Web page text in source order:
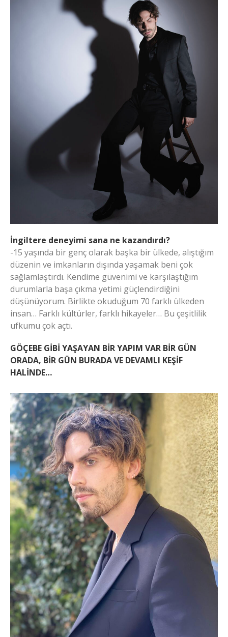
İngiltere deneyimi sana ne kazandırdı?
-15 yaşında bir genç olarak başka bir ülkede, alıştığım
düzenin ve imkanların dışında yaşamak beni çok
sağlamlaştırdı. Kendime güvenimi ve karşılaştığım
durumlarla başa çıkma yetimi güçlendirdiğini
düşünüyorum. Birlikte okuduğum 70 farklı ülkeden
insan… Farklı kültürler, farklı hikayeler… Bu çeşitlilik
ufkumu çok açtı.
GÖÇEBE GİBİ YAŞAYAN BİR YAPIM VAR BİR GÜN
ORADA, BİR GÜN BURADA VE DEVAMLI KEŞİF
HALİNDE…